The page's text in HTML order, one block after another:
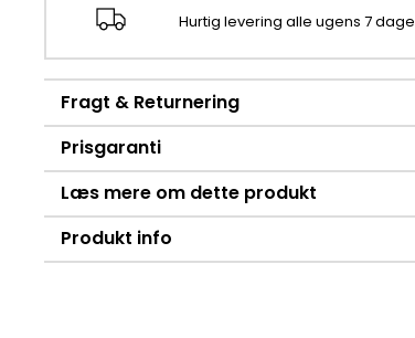
Hurtig levering alle ugens 7 dage
Fragt & Returnering
Prisgaranti
Læs mere om dette produkt
Produkt info